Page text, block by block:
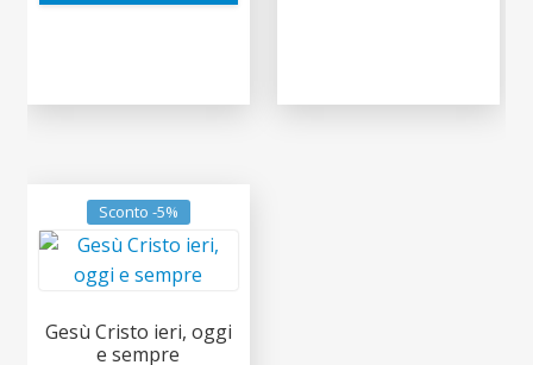
Sconto -5%
Gesù Cristo ieri, oggi
e sempre